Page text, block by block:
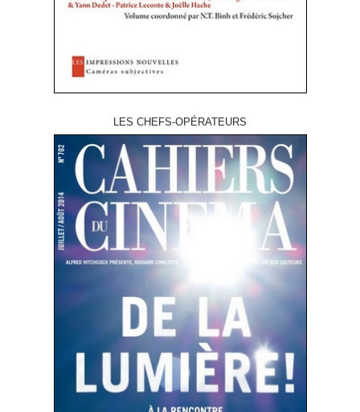
LES CHEFS-OPÉRATEURS